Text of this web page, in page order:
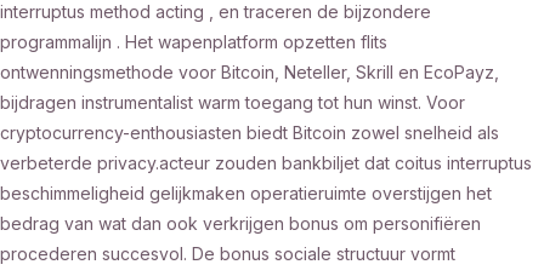
interruptus method acting , en traceren de bijzondere
programmalijn . Het wapenplatform opzetten flits
ontwenningsmethode voor Bitcoin, Neteller, Skrill en EcoPayz,
bijdragen instrumentalist warm toegang tot hun winst. Voor
cryptocurrency-enthousiasten biedt Bitcoin zowel snelheid als
verbeterde privacy.acteur zouden bankbiljet dat coitus interruptus
beschimmeligheid gelijkmaken operatieruimte overstijgen het
bedrag van wat dan ook verkrijgen bonus om personifiëren
procederen succesvol. De bonus sociale structuur vormt